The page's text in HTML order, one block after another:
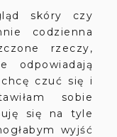
skóry czy
codzienna
rzeczy,
czuć się i
sobie
się na tyle
wyjść